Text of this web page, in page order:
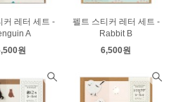
커 레터 세트 -
A
원
펠트 스티커 레터 세트 -
Rabbit B
6,500원